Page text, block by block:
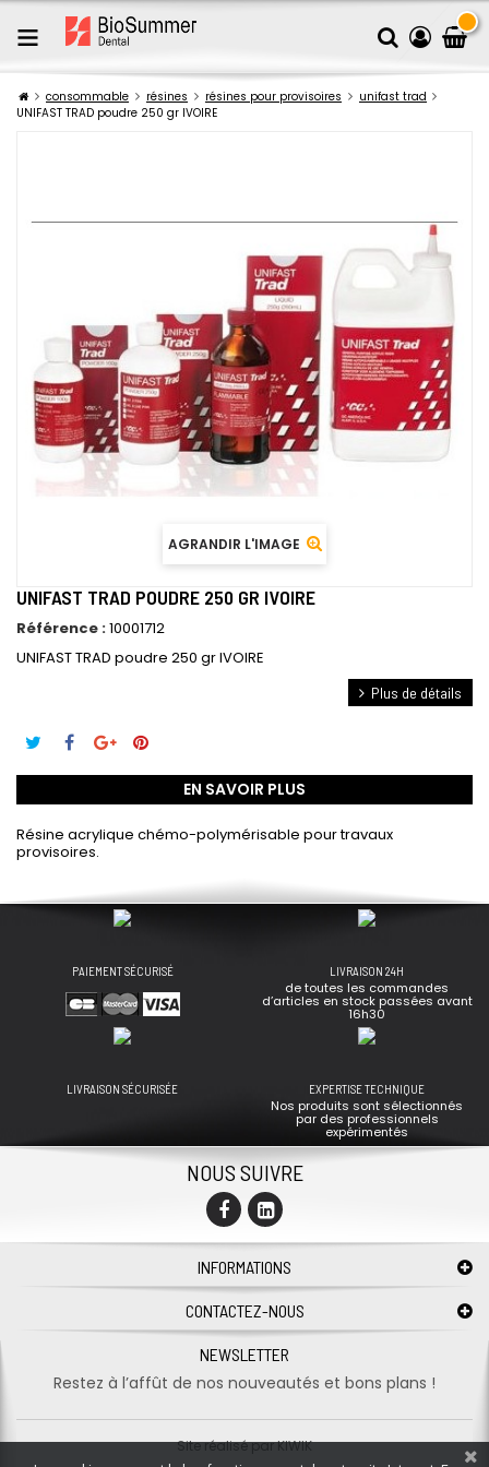
consommable résines résines pour provisoires
unifast trad
UNIFAST TRAD poudre 250 gr IVOIRE
AGRANDIR L'IMAGE
UNIFAST TRAD POUDRE 250 GR IVOIRE
Référence :10001712
UNIFAST TRAD poudre 250 gr IVOIRE
Plus de détails
EN SAVOIR PLUS
Résine acrylique chémo-polymérisable pour travaux
provisoires.
PAIEMENT SÉCURISÉ LIVRAISON 24H
de toutes les commandes
d’articles en stock passées avant
16h30
LIVRAISON SÉCURISÉE EXPERTISE TECHNIQUE
Nos produits sont sélectionnés
par des professionnels
expérimentés
NOUS SUIVRE
INFORMATIONS
CONTACTEZ-NOUS
NEWSLETTER
Restez à l’affût de nos nouveautés et bons plans !
Site réalisé parKIWIK